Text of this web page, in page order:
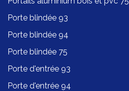
Porte blindée 93
Porte blindée 94
Porte blindée 75
Porte d'entrée 93
Porte d'entrée 94